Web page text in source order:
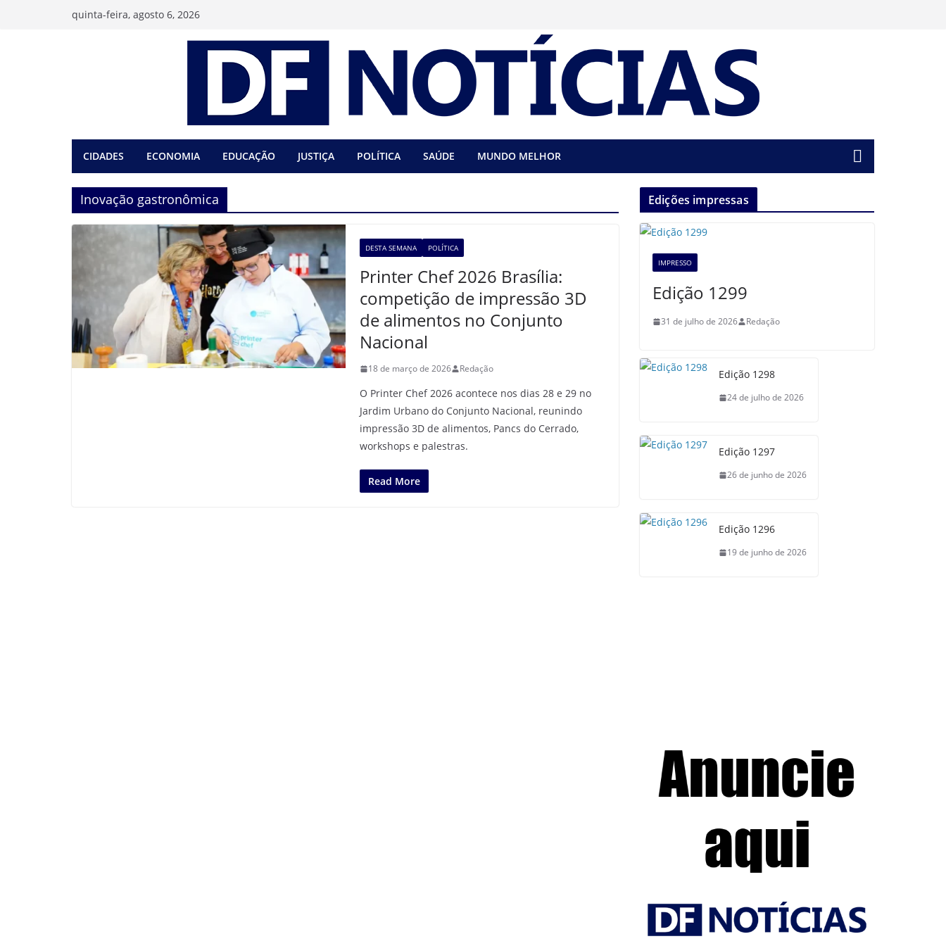
quinta-feira, agosto 6, 2026
CIDADES ECONOMIA EDUCAÇÃO JUSTIÇA POLÍTICA SAÚDE MUNDO MELHOR
Inovação gastronômica
DESTA SEMANA POLÍTICA
Printer Chef 2026 Brasília:
competição de impressão 3D
de alimentos no Conjunto
Nacional
18 de março de 2026 Redação
O Printer Chef 2026 acontece nos dias 28 e 29 no
Jardim Urbano do Conjunto Nacional, reunindo
impressão 3D de alimentos, Pancs do Cerrado,
workshops e palestras.
Read More
Edições impressas
IMPRESSO
Edição 1299
31 de julho de 2026 Redação
Edição 1298
24 de julho de 2026
Edição 1297
26 de junho de 2026
Edição 1296
19 de junho de 2026